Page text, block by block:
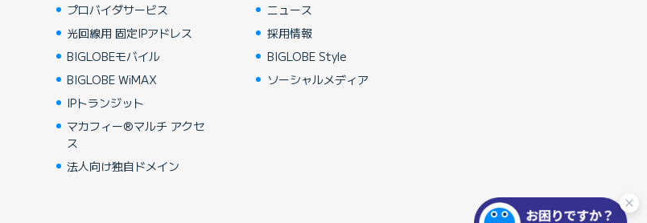
プロバイダサービス
光回線用 固定IPアドレス
BIGLOBEモバイル
BIGLOBE WiMAX
IPトランジット
マカフィー®マルチ アクセ
ス
法人向け独自ドメイン
ニュース
採用情報
BIGLOBE Style
ソーシャルメディア